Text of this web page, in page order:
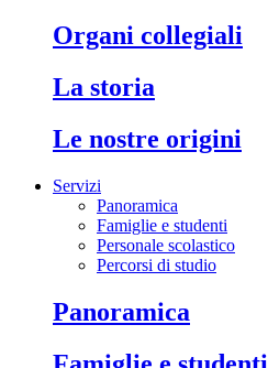
organi collegiali
la storia
le nostre origini
Servizi
Panoramica
Famiglie e studenti
Personale scolastico
Percorsi di studio
panoramica